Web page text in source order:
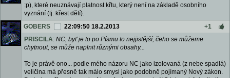
:p), které neuznávají platnost křtu, který není na základě osobního
vyznání (tj. křest dětí).
GOBERS
22:09:50 18.2.2013
+1
PRISCILA: NC, byť je to po Písmu to nejjistější, čeho se můžeme
chytnout, se může naplnit různými obsahy...
To je právě ono... podle mého názoru NC jako izolovaná (z nebe spadlá)
veličina má přesně tak málo smysl jako podobně pojímaný Nový zákon.